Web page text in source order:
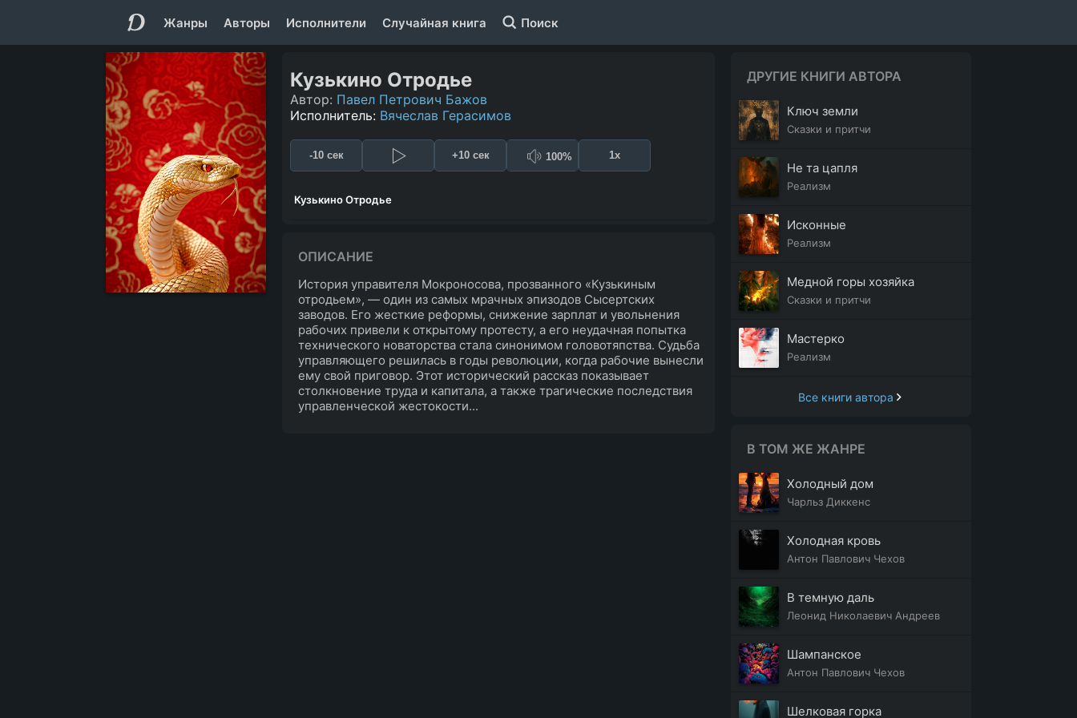
Жанры Авторы Исполнители Случайная книга Поиск
Кузькино Отродье
Автор: Павел Петрович Бажов
Исполнитель: Вячеслав Герасимов
-10 сек +10 сек 100% 1x
Кузькино Отродье
ОПИСАНИЕ
История управителя Мокроносова, прозванного «Кузькиным
отродьем», — один из самых мрачных эпизодов Сысертских
заводов. Его жесткие реформы, снижение зарплат и увольнения
рабочих привели к открытому протесту, а его неудачная попытка
технического новаторства стала синонимом головотяпства. Судьба
управляющего решилась в годы революции, когда рабочие вынесли
ему свой приговор. Этот исторический рассказ показывает
столкновение труда и капитала, а также трагические последствия
управленческой жестокости...
ДРУГИЕ КНИГИ АВТОРА
Ключ земли
Сказки и притчи
Не та цапля
Реализм
Исконные
Реализм
Медной горы хозяйка
Сказки и притчи
Мастерко
Реализм
Все книги автора
В ТОМ ЖЕ ЖАНРЕ
Холодный дом
Чарльз Диккенс
Холодная кровь
Антон Павлович Чехов
В темную даль
Леонид Николаевич Андреев
Шампанское
Антон Павлович Чехов
Шелковая горка